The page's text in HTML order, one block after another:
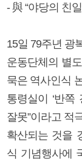
- 與 “야당의 친
15일 79주년 광
운동단체의 별
묵은 역사인식
통령실이 ‘반쪽
잘못”이라고 적
확산되는 것을
식 기념행사에